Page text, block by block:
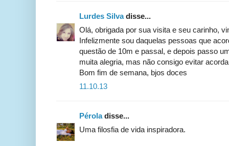
Lurdes Silvadisse...
Olá, obrigada por sua visita e seu carinho,
Infelizmente sou daquelas pessoas que
questão de 10m e passal, e depois passo
muita alegria, mas não consigo evitar
Bom fim de semana, bjos doces
11.10.13
Péroladisse...
Uma filosfia de vida inspiradora.